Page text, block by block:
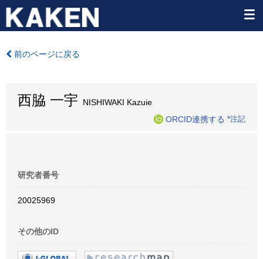
前のページに戻る
西脇 一宇 NISHIWAKI Kazuie
ORCID連携する *注記
研究者番号
20025969
その他のID